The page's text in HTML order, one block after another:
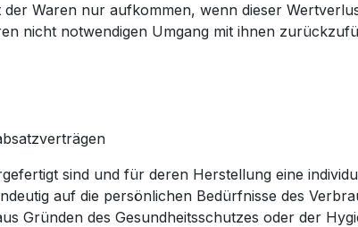
Waren nur aufkommen, wenn dieser
nicht notwendigen Umgang mit ihnen
sind und für deren Herstellung eine
auf die persönlichen Bedürfnisse des
Gründen des Gesundheitsschutzes oder der